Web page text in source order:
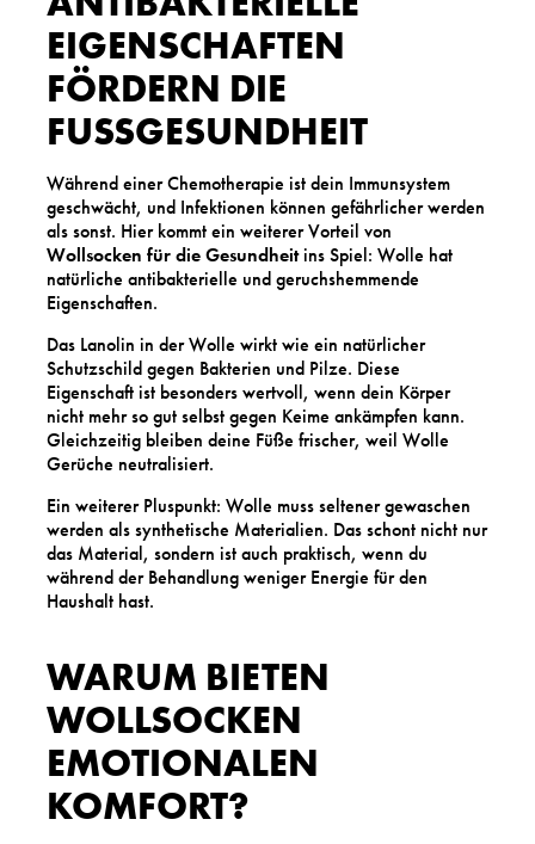
EIGENSCHAFTEN
FÖRDERN DIE
FUSSGESUNDHEIT
Während einer Chemotherapie ist dein Immunsystem
geschwächt, und Infektionen können gefährlicher werden
als sonst. Hier kommt ein weiterer Vorteil von
Wollsocken für die Gesundheitins Spiel: Wolle hat
natürliche antibakterielle und geruchshemmende
Eigenschaften.
Das Lanolin in der Wolle wirkt wie ein natürlicher
Schutzschild gegen Bakterien und Pilze. Diese
Eigenschaft ist besonders wertvoll, wenn dein Körper
nicht mehr so gut selbst gegen Keime ankämpfen kann.
Gleichzeitig bleiben deine Füße frischer, weil Wolle
Gerüche neutralisiert.
Ein weiterer Pluspunkt: Wolle muss seltener gewaschen
werden als synthetische Materialien. Das schont nicht nur
das Material, sondern ist auch praktisch, wenn du
während der Behandlung weniger Energie für den
Haushalt hast.
WARUM BIETEN
WOLLSOCKEN
EMOTIONALEN
KOMFORT?